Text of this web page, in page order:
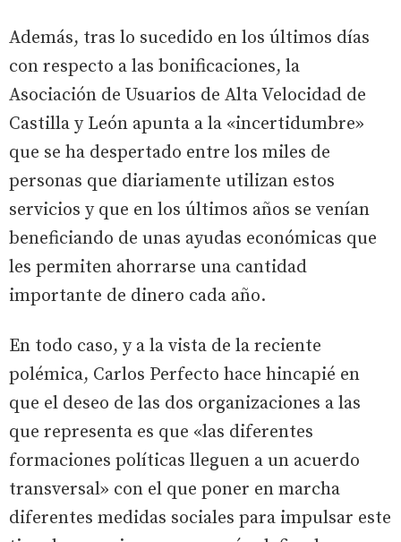
Además, tras lo sucedido en los últimos días
con respecto a las bonificaciones, la
Asociación de Usuarios de Alta Velocidad de
Castilla y León apunta a la «incertidumbre»
que se ha despertado entre los miles de
personas que diariamente utilizan estos
servicios y que en los últimos años se venían
beneficiando de unas ayudas económicas que
les permiten ahorrarse una cantidad
importante de dinero cada año.
En todo caso, y a la vista de la reciente
polémica, Carlos Perfecto hace hincapié en
que el deseo de las dos organizaciones a las
que representa es que «las diferentes
formaciones políticas lleguen a un acuerdo
transversal» con el que poner en marcha
diferentes medidas sociales para impulsar este